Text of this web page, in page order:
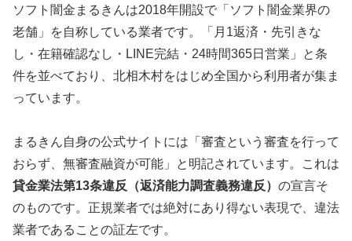
ソフト闇金まるきんは2018年開設で「ソフト闇金業界の
老舗」を自称している業者です。「月1返済・先引きな
し・在籍確認なし・LINE完結・24時間365日営業」と条
件を並べており、北相木村をはじめ全国から利用者が集ま
っています。
まるきん自身の公式サイトには「審査という審査を行って
おらず、無審査融資が可能」と明記されています。これは
貸金業法第13条違反（返済能力調査義務違反） の宣言そ
のものです。正規業者では絶対にあり得ない表現で、違法
業者であることの証左です。